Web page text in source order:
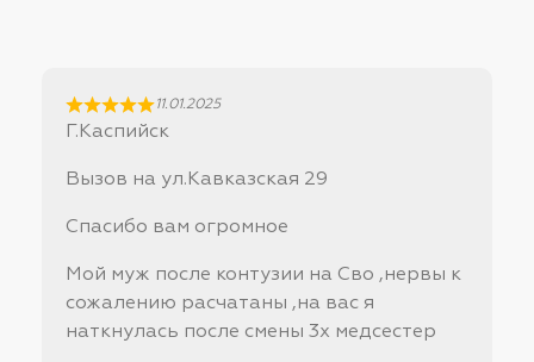
11.01.2025
Г.Каспийск
Вызов на ул.Кавказская 29
Спасибо вам огромное
Мой муж после контузии на Сво ,нервы к
сожалению расчатаны ,на вас я
наткнулась после смены 3х медсестер